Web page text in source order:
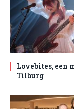
Lovebites, een
Tilburg